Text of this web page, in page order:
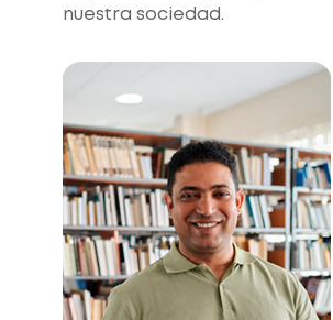
nuestra sociedad.